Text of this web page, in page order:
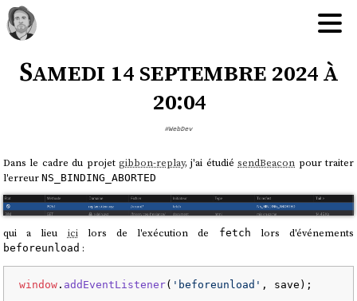
Samedi 14 septembre 2024 à
20:04
#WebDev
Dans le cadre du projet gibbon-replay, j'ai étudiésendBeacon pour traiter
l'erreur NS_BINDING_ABORTED
qui a lieuicilors de l'exécution de fetch lors d'événements
beforeunload :
window. addEventListener( 'beforeunload'